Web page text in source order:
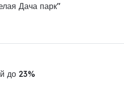
Дача парк"
до 23%